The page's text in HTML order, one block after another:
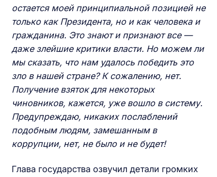
остается моей принципиальной позицией не
только как Президента, но и как человека и
гражданина. Это знают и признают все —
даже злейшие критики власти. Но можем ли
мы сказать, что нам удалось победить это
зло в нашей стране? К сожалению, нет.
Получение взяток для некоторых
чиновников, кажется, уже вошло в систему.
Предупреждаю, никаких послаблений
подобным людям, замешанным в
коррупции, нет, не было и не будет!
Глава государства озвучил детали громких